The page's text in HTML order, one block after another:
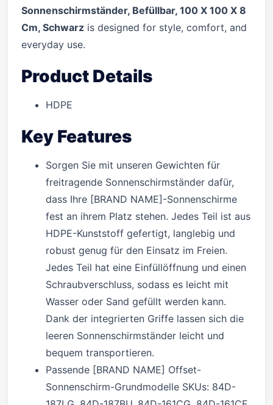
Sonnenschirmständer, Befüllbar, 100 X 100 X 8
Cm, Schwarz is designed for style, comfort, and
everyday use.
Product Details
HDPE
Key Features
Sorgen Sie mit unseren Gewichten für
freitragende Sonnenschirmständer dafür,
dass Ihre [BRAND NAME]-Sonnenschirme
fest an ihrem Platz stehen. Jedes Teil ist aus
HDPE-Kunststoff gefertigt, langlebig und
robust genug für den Einsatz im Freien.
Jedes Teil hat eine Einfüllöffnung und einen
Schraubverschluss, sodass es leicht mit
Wasser oder Sand gefüllt werden kann.
Dank der integrierten Griffe lassen sich die
leeren Sonnenschirmständer leicht und
bequem transportieren.
Passende [BRAND NAME] Offset-
Sonnenschirm-Grundmodelle SKUs: 84D-